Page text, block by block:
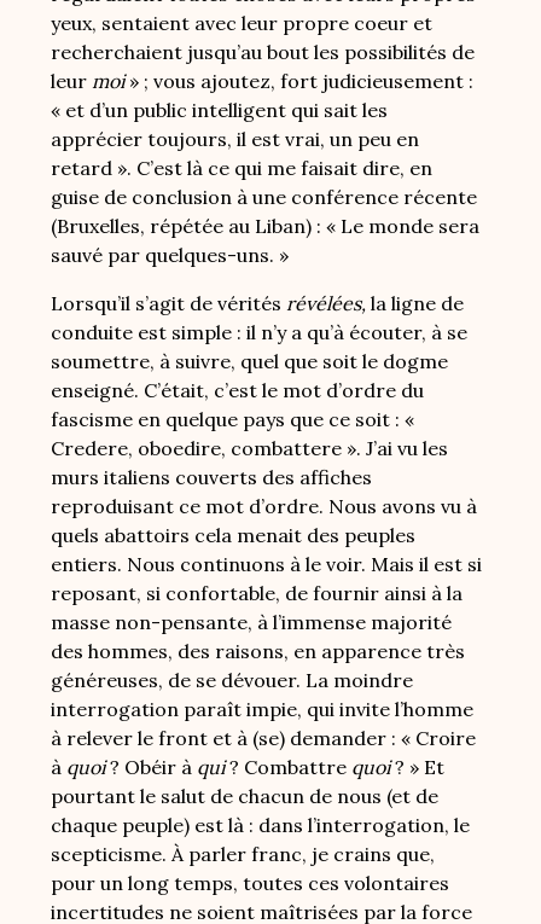
yeux, sentaient avec leur propre coeur et
recherchaient jusqu’au bout les possibilités de
leur moi» ; vous ajoutez, fort judicieusement :
« et d’un public intelligent qui sait les
apprécier toujours, il est vrai, un peu en
retard ». C’est là ce qui me faisait dire, en
guise de conclusion à une conférence récente
(Bruxelles, répétée au Liban) : « Le monde sera
sauvé par quelques-uns. »
Lorsqu’il s’agit de vérités révélées, la ligne de
conduite est simple : il n’y a qu’à écouter, à se
soumettre, à suivre, quel que soit le dogme
enseigné. C’était, c’est le mot d’ordre du
fascisme en quelque pays que ce soit : «
Credere, oboedire, combattere ». J’ai vu les
murs italiens couverts des affiches
reproduisant ce mot d’ordre. Nous avons vu à
quels abattoirs cela menait des peuples
entiers. Nous continuons à le voir. Mais il est si
reposant, si confortable, de fournir ainsi à la
masse non-pensante, à l’immense majorité
des hommes, des raisons, en apparence très
généreuses, de se dévouer. La moindre
interrogation paraît impie, qui invite l’homme
à relever le front et à (se) demander : « Croire
à quoi? Obéir à qui? Combattre quoi? » Et
pourtant le salut de chacun de nous (et de
chaque peuple) est là : dans l’interrogation, le
scepticisme. À parler franc, je crains que,
pour un long temps, toutes ces volontaires
incertitudes ne soient maîtrisées par la force